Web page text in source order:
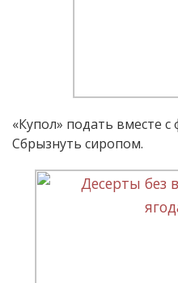
«Купол» подать вместе
Сбрызнуть сиропом.